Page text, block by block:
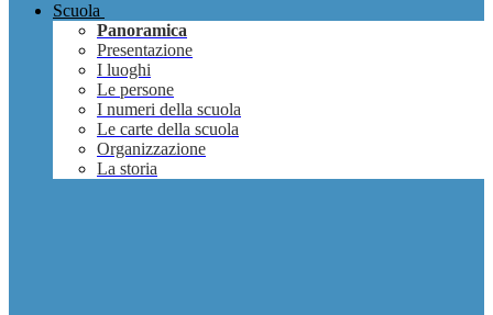
Scuola
Panoramica
Presentazione
I luoghi
Le persone
I numeri della scuola
Le carte della scuola
Organizzazione
La storia